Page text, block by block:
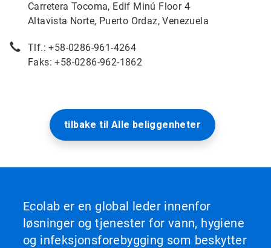
Carretera Tocoma, Edif Minú Floor 4
Altavista Norte, Puerto Ordaz, Venezuela
Tlf.: +58-0286-961-4264
Faks: +58-0286-962-1862
tilbake til Alle beliggenheter
Ecolab er en global leder innenfor
løsninger og tjenester for vann, hygiene
og infeksjonsforebygging som beskytter